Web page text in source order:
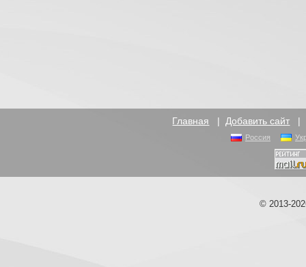
Главная | Добавить сайт |
Россия
© 2013-